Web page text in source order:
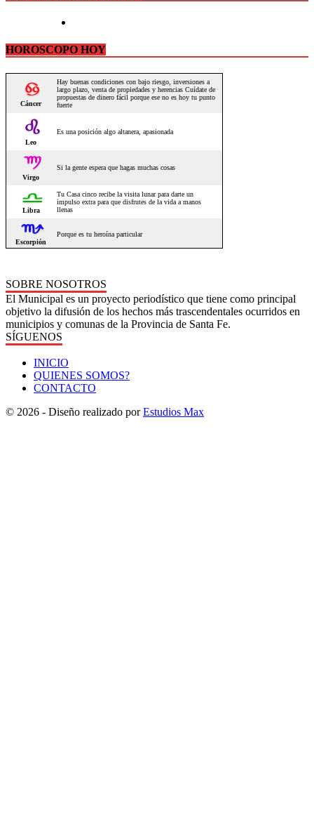
HOROSCOPO HOY
SOBRE NOSOTROS
El Municipal es un proyecto periodístico que tiene como principal
objetivo la difusión de los hechos más trascendentales ocurridos en
municipios y comunas de la Provincia de Santa Fe.
SÍGUENOS
INICIO
QUIENES SOMOS?
CONTACTO
© 2026 - Diseño realizado porEstudios Max